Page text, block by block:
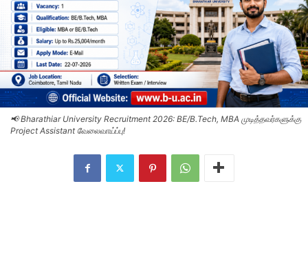
📢 Bharathiar University Recruitment 2026: BE/B.Tech, MBA முடித்தவர்களுக்கு
Project Assistant வேலைவாய்ப்பு!